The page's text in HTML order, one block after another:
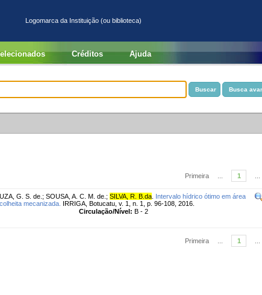
Logomarca da Instituição (ou biblioteca)
Créditos Ajuda
Primeira 1
G. S. de. ; SOUSA, A. C. M. de. ; SILVA, R. B.da Intervalo hídrico ótimo em área
mecanizada. IRRIGA, Botucatu, v. 1, n. 1, p. 96-108, 2016.
Circulação/Nível: B - 2
Primeira 1